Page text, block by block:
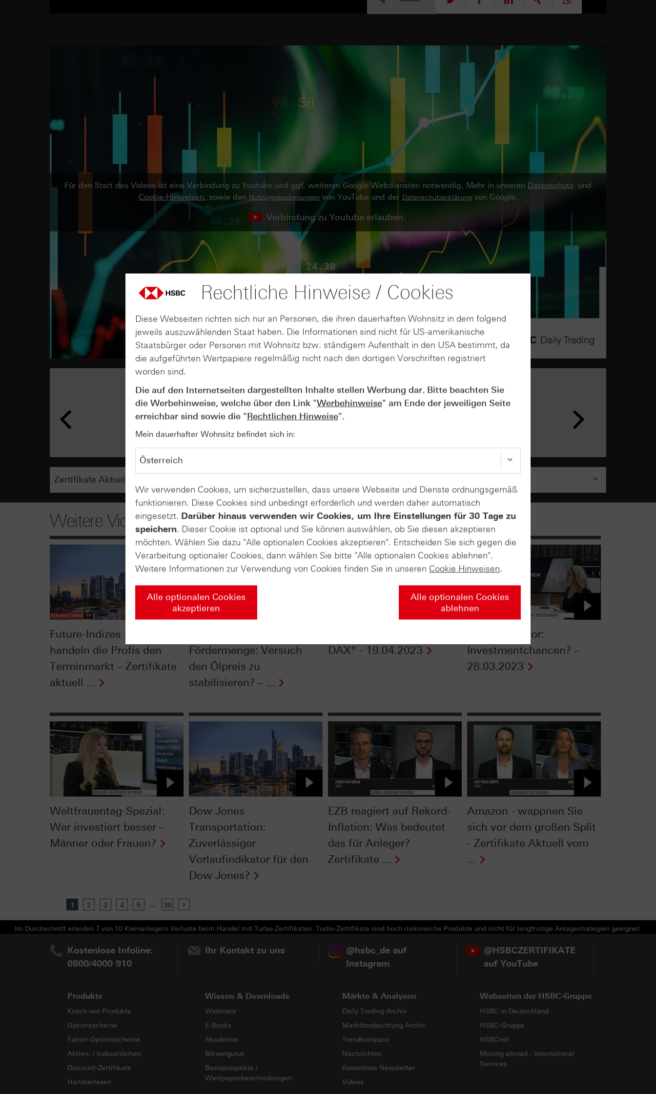
Für den Start des Videos ist eine Verbindung zu Youtube und ggf. weiteren Google-Webdiensten notwendig. Mehr in unseren Datenschutz- und
Cookie-Hinweisen, sowie den Nutzungsbedingungen von YouTube und der Datenschutzerklärungvon Google.
Verbindung zu Youtube erlauben.
AUGUST
04
Der Blick ins Kleingedruckte: Kosten &
Kündigungen bei Derivaten - Webinar
Weitere Videos
Future-Indizes - so
handeln die Profis den
Terminmarkt – Zertifikate
aktuell ...
Fördermenge: Versuch
den Ölpreis zu
stabilisieren? – ...
DAX® - 19.04.2023
Banken-Sektor:
Investmentchancen? –
28.03.2023
Weltfrauentag-Spezial:
Wer investiert besser –
Männer oder Frauen?
Dow Jones
Transportation:
Zuverlässiger
Vorlaufindikator für den
Dow Jones?
EZB reagiert auf Rekord-
Inflation: Was bedeutet
das für Anleger?
Zertifikate ...
Amazon - wappnen Sie
sich vor dem großen Split
- Zertifikate Aktuell vom
...
Previous
1 2 3 4 5 ... 39
Im Durchschnitt erleiden 7 von 10 Kleinanlegern Verluste beim Handel mit Turbo-Zertifikaten. Turbo-Zertifikate sind hoch risikoreiche Produkte und nicht für langfristige Anlagestrategien geeignet.
Kostenlose Infoline:
0800/4000 910
Ihr Kontakt zu uns
@hsbc_de auf
Instagram
@HSBCZERTIFIKATE
auf YouTube
Produkte
Knock-out-Produkte
Optionsscheine
Faktor-Optionsscheine
Aktien- / Indexanleihen
Discount-Zertifikate
Handverlesen
Wissen & Downloads
Webinare
E-Books
Akademie
Börsengurus
Basisprospekte /
Wertpapierbeschreibungen
Märkte & Analysen
Daily Trading Archiv
Marktbeobachtung Archiv
Trendkompass
Nachrichten
Kostenlose Newsletter
Videos
Webseiten der HSBC-Gruppe
HSBC in Deutschland
HSBC-Gruppe
HSBCnet
Moving abroad - International
Services
Rechtliche Hinweise / Cookies
Diese Webseiten richten sich nur an Personen, die ihren dauerhaften Wohnsitz in dem folgend
jeweils auszuwählenden Staat haben. Die Informationen sind nicht für US-amerikanische
Staatsbürger oder Personen mit Wohnsitz bzw. ständigem Aufenthalt in den USA bestimmt, da
die aufgeführten Wertpapiere regelmäßig nicht nach den dortigen Vorschriften registriert
worden sind.
Die auf den Internetseiten dargestellten Inhalte stellen Werbung dar. Bitte beachten Sie
die Werbehinweise, welche über den Link "Werbehinweise" am Ende der jeweiligen Seite
erreichbar sind sowie die "Rechtlichen Hinweise".
Mein dauerhafter Wohnsitz befindet sich in:
Wir verwenden Cookies, um sicherzustellen, dass unsere Webseite und Dienste ordnungsgemäß
funktionieren. Diese Cookies sind unbedingt erforderlich und werden daher automatisch
eingesetzt. Darüber hinaus verwenden wir Cookies, um Ihre Einstellungen für 30 Tage zu
speichern. Dieser Cookie ist optional und Sie können auswählen, ob Sie diesen akzeptieren
möchten. Wählen Sie dazu "Alle optionalen Cookies akzeptieren". Entscheiden Sie sich gegen die
Verarbeitung optionaler Cookies, dann wählen Sie bitte "Alle optionalen Cookies ablehnen".
Weitere Informationen zur Verwendung von Cookies finden Sie in unseren Cookie Hinweisen.
Alle optionalen Cookies
akzeptieren
Alle optionalen Cookies
ablehnen